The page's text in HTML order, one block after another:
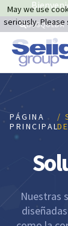
BÚSQUEDA
PÁGINA
PRINCIPAL
/
Nuestras
May we use
seriously.